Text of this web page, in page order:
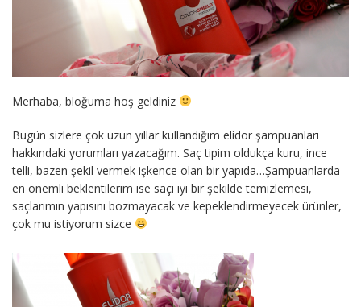
Merhaba, bloğuma hoş geldiniz
Bugün sizlere çok uzun yıllar kullandığım elidor şampuanları
hakkındaki yorumları yazacağım. Saç tipim oldukça kuru, ince
telli, bazen şekil vermek işkence olan bir yapıda…Şampuanlarda
en önemli beklentilerim ise saçı iyi bir şekilde temizlemesi,
saçlarımın yapısını bozmayacak ve kepeklendirmeyecek ürünler,
çok mu istiyorum sizce